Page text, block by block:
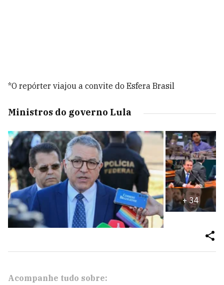
*O repórter viajou a convite do Esfera Brasil
Ministros do governo Lula
+34
Acompanhe tudo sobre: